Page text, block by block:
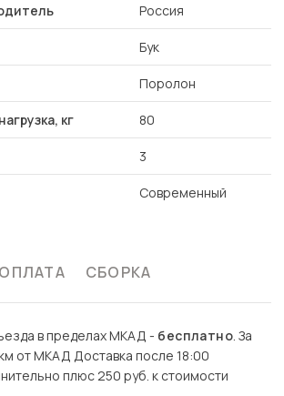
Россия
Бук
Поролон
кг 80
3
Современный
ОПЛАТА СБОРКА
в пределах МКАД - бесплатно. За
от МКАД Доставка после 18:00
плюс 250 руб. к стоимости